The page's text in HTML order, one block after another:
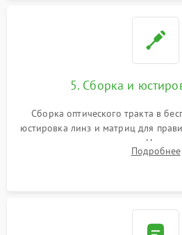
5. Сборка и
Сборка оптического тракта в
юстировка линз и матриц для
и устранения размытия.
шлейфов, установка датчиков
Подробнее